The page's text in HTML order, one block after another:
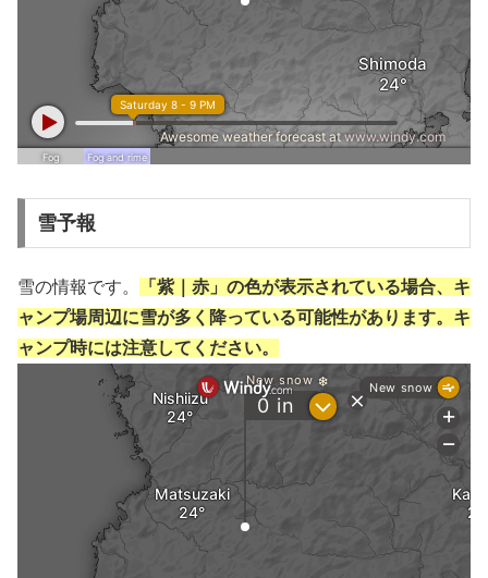
雪予報
雪の情報です。
「紫｜赤」の色が表示されている場合、キ
ャンプ場周辺に雪が多く降っている可能性があります。キ
ャンプ時には注意してください。